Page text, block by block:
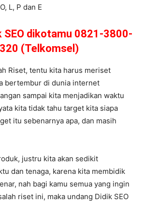
L, P dan E
SEO dikotamu 0821-3800-
(Telkomsel)
Riset, tentu kita harus meriset
bertembur di dunia internet
sampai kita menjadikan waktu
kita tidak tahu target kita siapa
itu sebenarnya apa, dan masih
justru kita akan sedikit
dan tenaga, karena kita membidik
nah bagi kamu semua yang ingin
riset ini, maka undang Didik SEO